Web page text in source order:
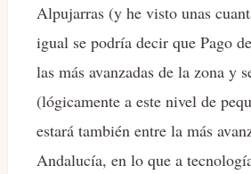
Alpujarras (y he visto unas
igual se podría decir que Pago
las más avanzadas de la zona y
(lógicamente a este nivel de
estará también entre la más
Andalucía, en lo que a